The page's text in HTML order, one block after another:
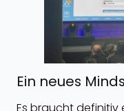
Ein neues
Es braucht definitiv